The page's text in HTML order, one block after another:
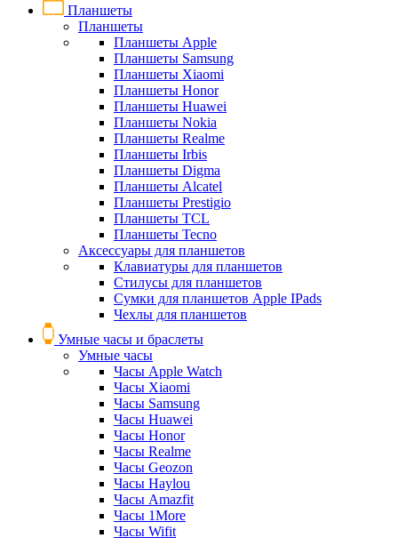
Планшеты
Планшеты
Планшеты Apple
Планшеты Samsung
Планшеты Xiaomi
Планшеты Honor
Планшеты Huawei
Планшеты Nokia
Планшеты Realme
Планшеты Irbis
Планшеты Digma
Планшеты Alcatel
Планшеты Prestigio
Планшеты TCL
Планшеты Tecno
Аксессуары для планшетов
Клавиатуры для планшетов
Стилусы для планшетов
Сумки для планшетов Apple IPads
Чехлы для планшетов
Умные часы и браслеты
Умные часы
Часы Apple Watch
Часы Xiaomi
Часы Samsung
Часы Huawei
Часы Honor
Часы Realme
Часы Geozon
Часы Haylou
Часы Amazfit
Часы 1More
Часы Wifit